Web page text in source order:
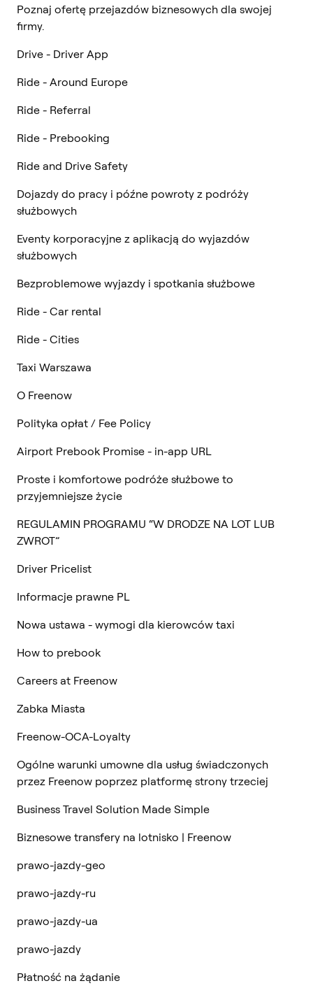
Poznaj ofertę przejazdów biznesowych dla swojej
firmy.
Drive - Driver App
Ride - Around Europe
Ride - Referral
Ride - Prebooking
Ride and Drive Safety
Dojazdy do pracy i późne powroty z podróży
służbowych
Eventy korporacyjne z aplikacją do wyjazdów
służbowych
Bezproblemowe wyjazdy i spotkania służbowe
Ride - Car rental
Ride - Cities
Taxi Warszawa
O Freenow
Polityka opłat / Fee Policy
Airport Prebook Promise - in-app URL
Proste i komfortowe podróże służbowe to
przyjemniejsze życie
REGULAMIN PROGRAMU “W DRODZE NA LOT LUB
ZWROT”
Driver Pricelist
Informacje prawne PL
Nowa ustawa - wymogi dla kierowców taxi
How to prebook
Careers at Freenow
Zabka Miasta
Freenow-OCA-Loyalty
Ogólne warunki umowne dla usług świadczonych
przez Freenow poprzez platformę strony trzeciej
Business Travel Solution Made Simple
Biznesowe transfery na lotnisko | Freenow
prawo-jazdy-geo
prawo-jazdy-ru
prawo-jazdy-ua
prawo-jazdy
Płatność na żądanie